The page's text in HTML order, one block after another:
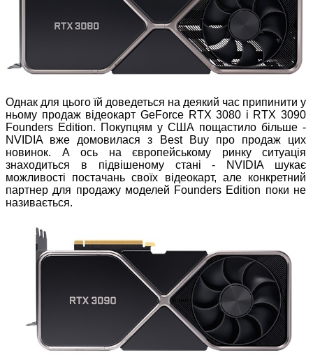
Однак для цього їй доведеться на деякий час припинити у
ньому продаж відеокарт GeForce RTX 3080 і RTX 3090
Founders Edition. Покупцям у США пощастило більше -
NVIDIA вже домовилася з Best Buy про продаж цих
новинок. А ось на європейському ринку ситуація
знаходиться в підвішеному стані - NVIDIA шукає
можливості постачань своїх відеокарт, але конкретний
партнер для продажу моделей Founders Edition поки не
називається.